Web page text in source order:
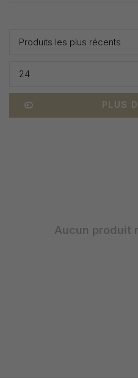
Produits les plus récents
24
PLUS
Aucun produit